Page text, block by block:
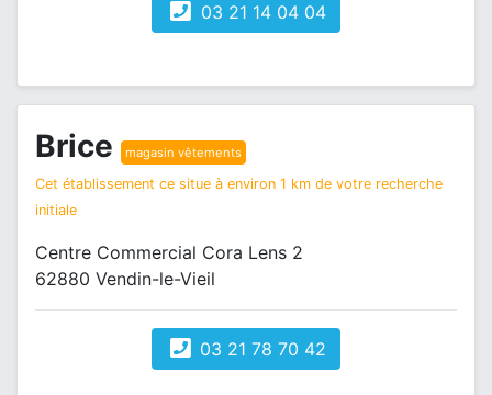
03 21 14 04 04
Brice magasin vêtements
Cet établissement ce situe à environ 1 km de votre recherche
initiale
Centre Commercial Cora Lens 2
62880 Vendin-le-Vieil
03 21 78 70 42